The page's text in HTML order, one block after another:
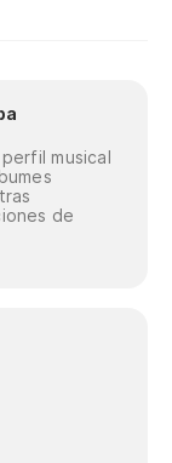
musical
de